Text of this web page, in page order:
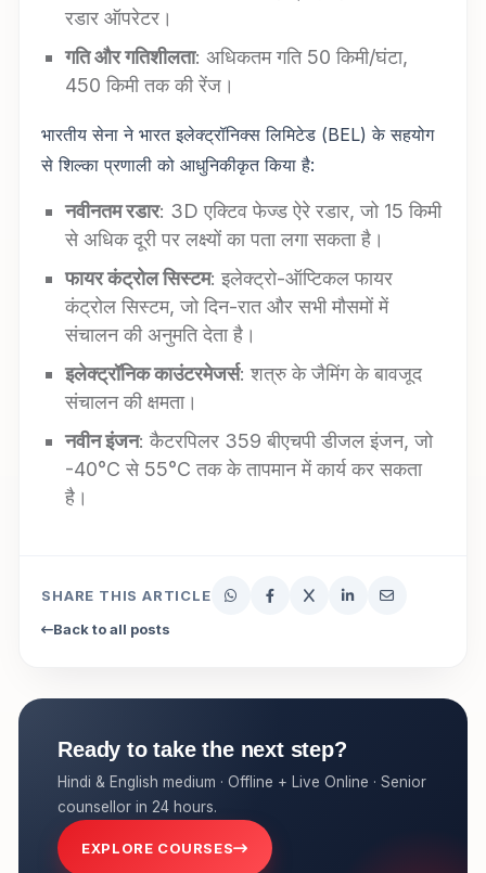
रडार ऑपरेटर।
गति और गतिशीलता: अधिकतम गति 50 किमी/घंटा,
450 किमी तक की रेंज।
भारतीय सेना ने भारत इलेक्ट्रॉनिक्स लिमिटेड (BEL) के सहयोग
से शिल्का प्रणाली को आधुनिकीकृत किया है:
नवीनतम रडार: 3D एक्टिव फेज्ड ऐरे रडार, जो 15 किमी
से अधिक दूरी पर लक्ष्यों का पता लगा सकता है।
फायर कंट्रोल सिस्टम: इलेक्ट्रो-ऑप्टिकल फायर
कंट्रोल सिस्टम, जो दिन-रात और सभी मौसमों में
संचालन की अनुमति देता है।
इलेक्ट्रॉनिक काउंटरमेजर्स: शत्रु के जैमिंग के बावजूद
संचालन की क्षमता।
नवीन इंजन: कैटरपिलर 359 बीएचपी डीजल इंजन, जो
-40°C से 55°C तक के तापमान में कार्य कर सकता
है।
SHARE THIS ARTICLE
Back to all posts
Ready to take the next step?
Hindi & English medium · Offline + Live Online · Senior
counsellor in 24 hours.
EXPLORE COURSES